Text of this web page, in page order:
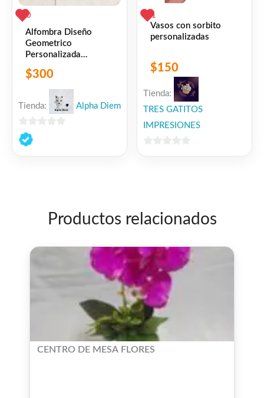
0
Alfombra Diseño
Geometrico
Personalizada
$300
Tienda: Alpha Diem
0
de
1
Vasos con sorbito
personalizadas
$150
Tienda:
TRES GATITOS
IMPRESIONES
Productos relacionados
CENTRO DE MESA FLORES